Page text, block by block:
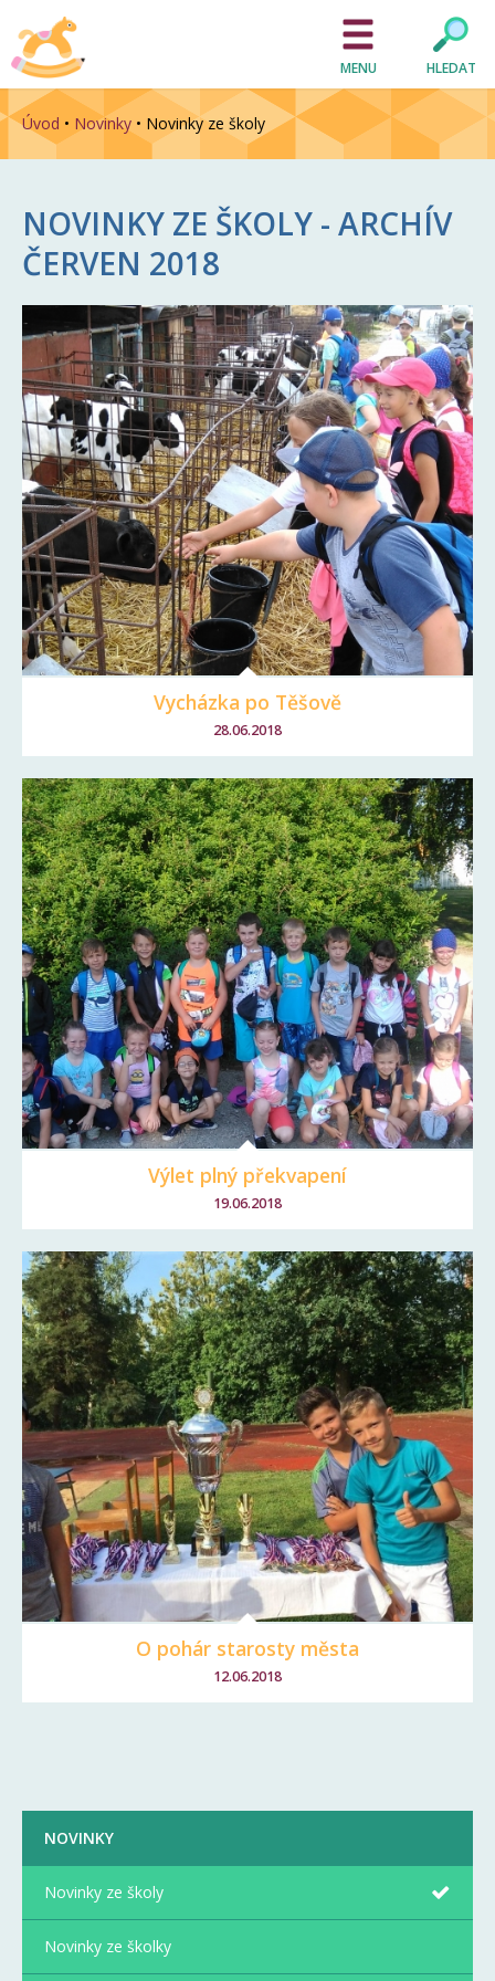
MENU HLEDAT
Úvod • Novinky • Novinky ze školy
NOVINKY ZE ŠKOLY - ARCHÍV
ČERVEN 2018
Vycházka po Těšově
28.06.2018
Výlet plný překvapení
19.06.2018
O pohár starosty města
12.06.2018
NOVINKY
Novinky ze školy
Novinky ze školky